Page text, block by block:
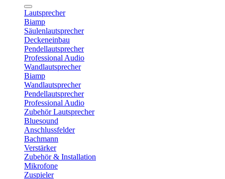
Lautsprecher
Biamp
Säulenlautsprecher
Deckeneinbau
Pendellautsprecher
Professional Audio
Wandlautsprecher
Biamp
Wandlautsprecher
Pendellautsprecher
Professional Audio
Zubehör Lautsprecher
Bluesound
Anschlussfelder
Bachmann
Verstärker
Zubehör & Installation
Mikrofone
Zuspieler